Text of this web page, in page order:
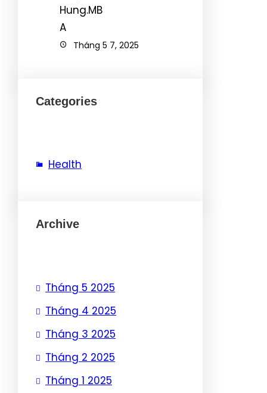
Tháng 5 7, 2025
Categories
Health
Archive
Tháng 5 2025
Tháng 4 2025
Tháng 3 2025
Tháng 2 2025
Tháng 1 2025